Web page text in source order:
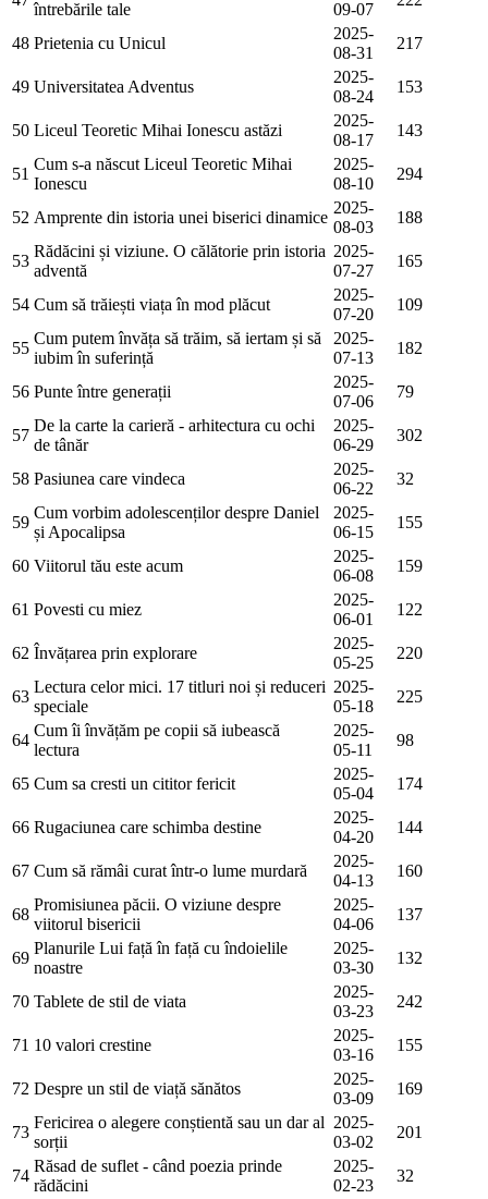
întrebările tale 09-07
48 Prietenia cu Unicul
2025-
08-31
217
49 Universitatea Adventus
2025-
08-24
153
50 Liceul Teoretic Mihai Ionescu astăzi
2025-
08-17
143
51
Cum s-a născut Liceul Teoretic Mihai
Ionescu
2025-
08-10
294
52 Amprente din istoria unei biserici dinamice
2025-
08-03
188
53
Rădăcini și viziune. O călătorie prin istoria
adventă
2025-
07-27
165
54 Cum să trăiești viața în mod plăcut
2025-
07-20
109
55
Cum putem învăța să trăim, să iertam și să
iubim în suferință
2025-
07-13
182
56 Punte între generații
2025-
07-06
79
57
De la carte la carieră - arhitectura cu ochi
de tânăr
2025-
06-29
302
58 Pasiunea care vindeca
2025-
06-22
32
59
Cum vorbim adolescenților despre Daniel
și Apocalipsa
2025-
06-15
155
60 Viitorul tău este acum
2025-
06-08
159
61 Povesti cu miez
2025-
06-01
122
62 Învățarea prin explorare
2025-
05-25
220
63
Lectura celor mici. 17 titluri noi și reduceri
speciale
2025-
05-18
225
64
Cum îi învățăm pe copii să iubească
lectura
2025-
05-11
98
65 Cum sa cresti un cititor fericit
2025-
05-04
174
66 Rugaciunea care schimba destine
2025-
04-20
144
67 Cum să rămâi curat într-o lume murdară
2025-
04-13
160
68
Promisiunea păcii. O viziune despre
viitorul bisericii
2025-
04-06
137
69
Planurile Lui față în față cu îndoielile
noastre
2025-
03-30
132
70 Tablete de stil de viata
2025-
03-23
242
71 10 valori crestine
2025-
03-16
155
72 Despre un stil de viață sănătos
2025-
03-09
169
73
Fericirea o alegere conștientă sau un dar al
sorții
2025-
03-02
201
74
Răsad de suflet - când poezia prinde
rădăcini
2025-
02-23
32